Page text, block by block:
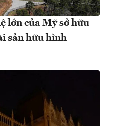
lớn của Mỹ sở hữu
sản hữu hình